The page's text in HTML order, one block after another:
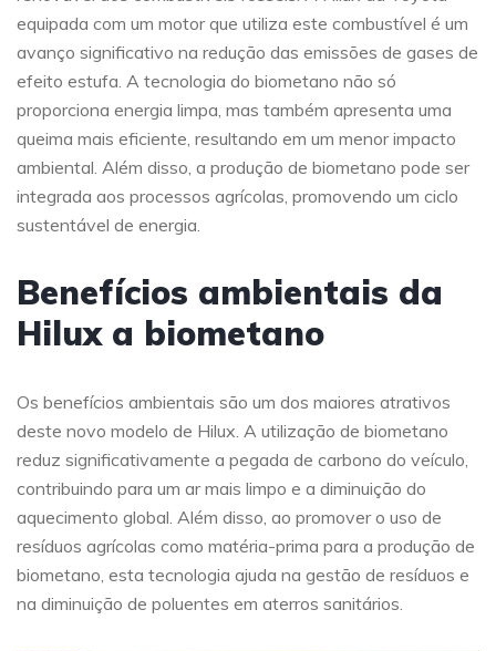
equipada com um motor que utiliza este combustível é um
avanço significativo na redução das emissões de gases de
efeito estufa. A tecnologia do biometano não só
proporciona energia limpa, mas também apresenta uma
queima mais eficiente, resultando em um menor impacto
ambiental. Além disso, a produção de biometano pode ser
integrada aos processos agrícolas, promovendo um ciclo
sustentável de energia.
Benefícios ambientais da
Hilux a biometano
Os benefícios ambientais são um dos maiores atrativos
deste novo modelo de Hilux. A utilização de biometano
reduz significativamente a pegada de carbono do veículo,
contribuindo para um ar mais limpo e a diminuição do
aquecimento global. Além disso, ao promover o uso de
resíduos agrícolas como matéria-prima para a produção de
biometano, esta tecnologia ajuda na gestão de resíduos e
na diminuição de poluentes em aterros sanitários.